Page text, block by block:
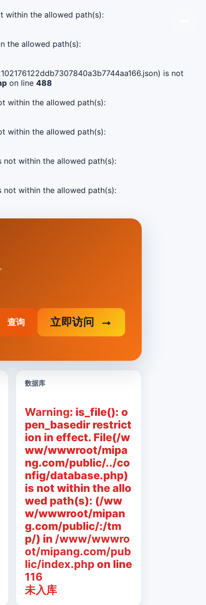
within the allowed path(s):
the allowed path(s):
is not
on line 488
within the allowed path(s):
within the allowed path(s):
within the allowed path(s):
within the allowed path(s):
查询 立即访问
数据库
Warning: is_file(): o
pen_basedir restrict
ion in effect. File(/w
ww/wwwroot/mipa
ng.com/public/../co
nfig/database.php)
is not within the allo
wed path(s): (/ww
w/wwwroot/mipan
g.com/public/:/tm
p/) in /www/wwwro
ot/mipang.com/pub
lic/index.php on line
116
未入库